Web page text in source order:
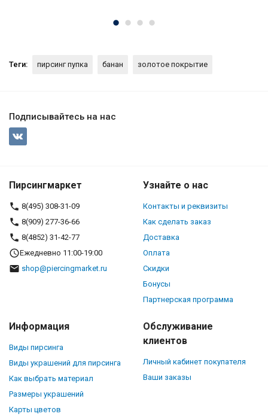
Теги: пирсинг пупка банан золотое покрытие
Подписывайтесь на нас
Пирсингмаркет
8(495) 308-31-09
8(909) 277-36-66
8(4852) 31-42-77
Ежедневно 11:00-19:00
shop@piercingmarket.ru
Узнайте о нас
Контакты и реквизиты
Как сделать заказ
Доставка
Оплата
Скидки
Бонусы
Партнерская программа
Информация
Виды пирсинга
Виды украшений для пирсинга
Как выбрать материал
Размеры украшений
Карты цветов
Обслуживание
клиентов
Личный кабинет покупателя
Ваши заказы